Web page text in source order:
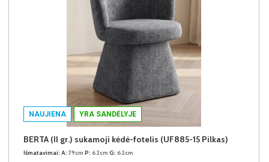
NAUJIENA YRA SANDĖLYJE
BERTA (II gr.) sukamoji kėdė-fotelis (UF885-15 Pilkas)
Išmatavimai: A: 79cm P: 62cm G: 62cm